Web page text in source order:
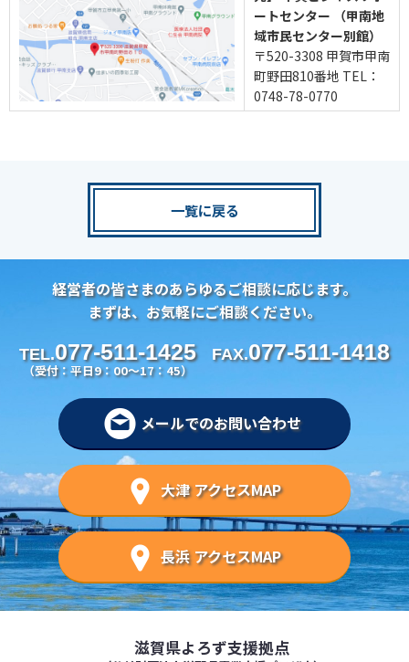
ートセンター （甲南地
域市民センター別館）
〒520-3308 甲賀市甲南
町野田810番地 TEL：
0748-78-0770
一覧に戻る
経営者の皆さまのあらゆるご相談に応じます。
まずは、お気軽にご相談ください。
TEL.077-511-1425
（受付：平日9：00～17：45）
FAX.077-511-1418
メールでのお問い合わせ
大津 アクセスMAP
長浜 アクセスMAP
滋賀県よろず支援拠点